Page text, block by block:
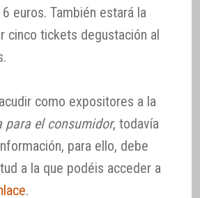
euros. También estará la
cinco tickets degustación al
como expositores a la
para el consumidor, todavía
para ello, debe
a la que podéis acceder a
.